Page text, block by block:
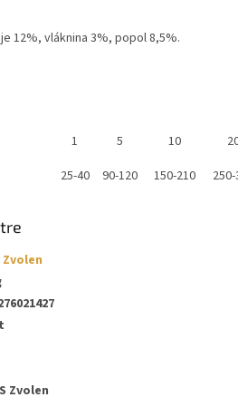
12%, vláknina 3%, popol 8,5%.
1 5 10
25-40 90-120 150-210
Zvolen
Zvolen